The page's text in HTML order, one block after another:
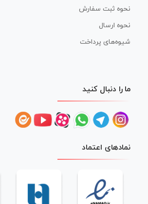
نحوه ثبت سفارش
نحوه ارسال
شیوه‌های پرداخت
ما را دنبال کنید
نمادهای اعتماد